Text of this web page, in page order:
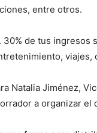
entre otros.
30% de tus
viajes,
Natalia Jiménez,
a organizar el